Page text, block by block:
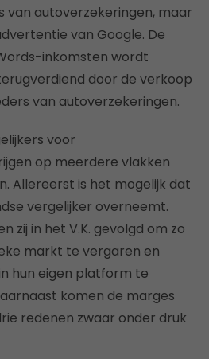
van autoverzekeringen, maar
van Google. De
inkomsten wordt
door de verkoop
van autoverzekeringen.
voor
op meerdere vlakken
Allereerst is het mogelijk dat
vergelijker overneemt.
zij in het V.K. gevolgd om zo
markt te vergaren en
hun eigen platform te
komen de marges
redenen zwaar onder druk